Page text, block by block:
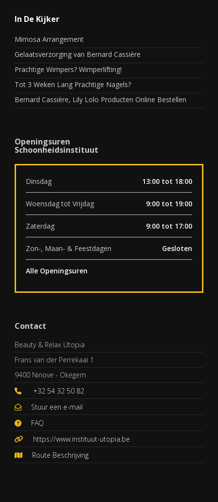
In De Kijker
Mimosa Arrangement
Gelaatsverzorging van Bernard Cassière
Prachtige Wimpers? Wimperlifting!
Tot 3 Weken Lang Prachtige Nagels?
Bernard Cassière, Lily Lolo Producten Online Bestellen
Openingsuren
Schoonheidsinstituut
Dinsdag 13:00 tot 18:00
Woensdag tot Vrijdag 9:00 tot 19:00
Zaterdag 9:00 tot 17:00
Zon-, Maan- & Feestdagen Gesloten
Alle Openingsuren
Contact
Beauty & Relax Utopia
Frans van der Perrekaai 1
9400 Ninove - Okegem
+32 54 32 50 82
Stuur een e-mail
FAQ
https://www.instituut-utopia.be
Route Beschrijving